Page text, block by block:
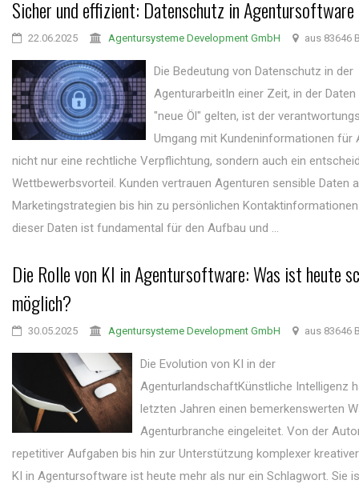
Sicher und effizient: Datenschutz in Agentursoftware
22.06.2025 Agentursysteme Development GmbH aus 83646
Die Bedeutung von Datenschutz in der
AgenturarbeitIn einer Zeit, in der
"neue Öl" gelten, ist der
Umgang mit Kundeninformationen für
nicht nur eine rechtliche Verpflichtung, sondern auch ein
Wettbewerbsvorteil. Kunden vertrauen Agenturen sensible Daten
Marketingstrategien bis hin zu persönlichen
dieser Daten ist fundamental für den Aufbau und ...
Die Rolle von KI in Agentursoftware: Was ist heute
möglich?
30.05.2025 Agentursysteme Development GmbH aus 83646
Die Evolution von KI in der
AgenturlandschaftKünstliche Intelligenz
letzten Jahren einen bemerkenswerten
Agenturbranche eingeleitet. Von der
repetitiver Aufgaben bis hin zur Unterstützung komplexer
KI in Agentursoftware ist heute mehr als nur ein Schlagwort. Sie